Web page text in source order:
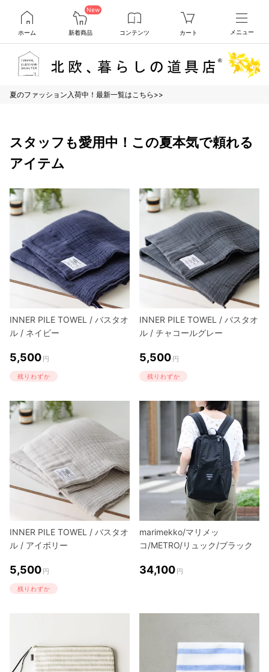
ホーム
New
新着商品 コンテンツ カート メニュー
夏のファッション入荷中！最新一覧はこちら>>
スタッフも愛用中！この夏本気で頼れる
アイテム
INNER PILE TOWEL / バスタオ
ル / ネイビー
5,500 円
残りわずか
INNER PILE TOWEL / バスタオ
ル / チャコールグレー
5,500 円
残りわずか
INNER PILE TOWEL / バスタオ
ル / アイボリー
5,500 円
残りわずか
marimekko/マリメッ
コ/METRO/リュック/ブラック
34,100 円